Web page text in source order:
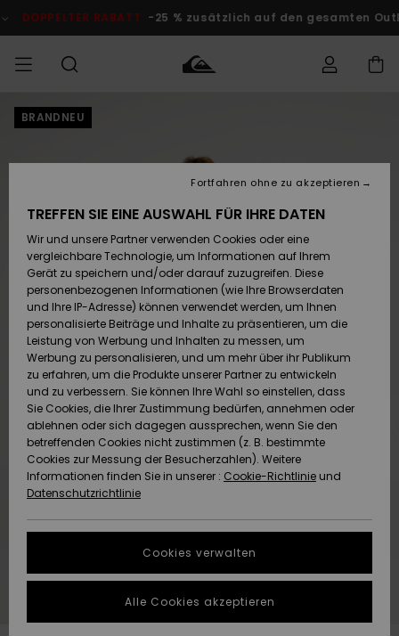
Produktinformation
RABATT -25 % zusätzlich auf den gesamten Outlet-Bereich
MÄNNER
Accessoires
Schuhe&
Flip-Flops
Surf
Snow
Brandneu
Highlights
Accessoires
Schuhe&
Flip-Flops
Surf
Snow
Brandneu
Highlights
FRAUEN
Brandneu
Highlights
Snow
SURF
Kinder
Highlights
Community
SNOW
Snow Shop
Kinder
Snow Shop
Damen
Highlights
Community
DOPPELTER
RABATT
KINDER
Outlet
Frauen
HILFE & KONTAKT
Retouren
Bezahlung
Geschenkkarte
Quiksilver
Freedom
Datenschutz
Starten Sie eine
um die
schnellste
Antwort auf Ihre
NACHHALTIGKEIT
SHOPS
QUIKSILVER APP
WUNSCHLISTE
BRANDNEU
TREFFEN SIE EINE AUSWAHL FÜR IHRE DATEN
Wir und unsere Partner verwenden Cookies oder eine
vergleichbare Technologie, um Informationen auf Ihrem
Gerät zu speichern und/oder darauf zuzugreifen. Diese
personenbezogenen Informationen (wie Ihre Browserdaten
und Ihre IP-Adresse) können verwendet werden, um Ihnen
personalisierte Beiträge und Inhalte zu präsentieren, um die
Leistung von Werbung und Inhalten zu messen, um
Werbung zu personalisieren, und um mehr über ihr Publikum
zu erfahren, um die Produkte unserer Partner zu entwickeln
und zu verbessern. Sie können Ihre Wahl so einstellen, dass
Sie Cookies, die Ihrer Zustimmung bedürfen, annehmen oder
ablehnen oder sich dagegen aussprechen, wenn Sie den
betreffenden Cookies nicht zustimmen (z. B. bestimmte
Cookies zur Messung der Besucherzahlen). Weitere
Informationen finden Sie in unserer : Cookie-Richtlinie und
Datenschutzrichtlinie
Cookies verwalten
Fortfahren ohne zu akzeptieren
Alle Cookies akzeptieren